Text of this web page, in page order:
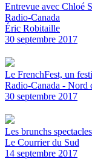
Entrevue avec Chloé
Radio-Canada
Éric Robitaille
30 septembre 2017
Le FrenchFest, un
Radio-Canada - Nord
30 septembre 2017
Les brunchs
Le Courrier du Sud
14 septembre 2017